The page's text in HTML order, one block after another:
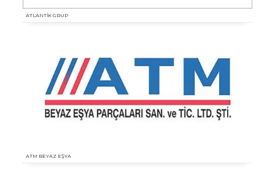
ATLANTİK GRUP
ATM BEYAZ EŞYA